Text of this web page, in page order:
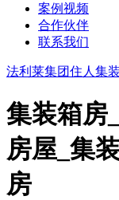
案例视频
合作伙伴
联系我们
法利莱集团住人集
集装箱房
房屋_集
房